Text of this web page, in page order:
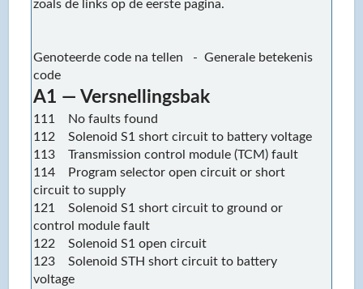
zoals de links op de eerste pagina.
Genoteerde code na tellen - Generale betekenis
code
A1 — Versnellingsbak
111 No faults found
112 Solenoid S1 short circuit to battery voltage
113 Transmission control module (TCM) fault
114 Program selector open circuit or short
circuit to supply
121 Solenoid S1 short circuit to ground or
control module fault
122 Solenoid S1 open circuit
123 Solenoid STH short circuit to battery
voltage